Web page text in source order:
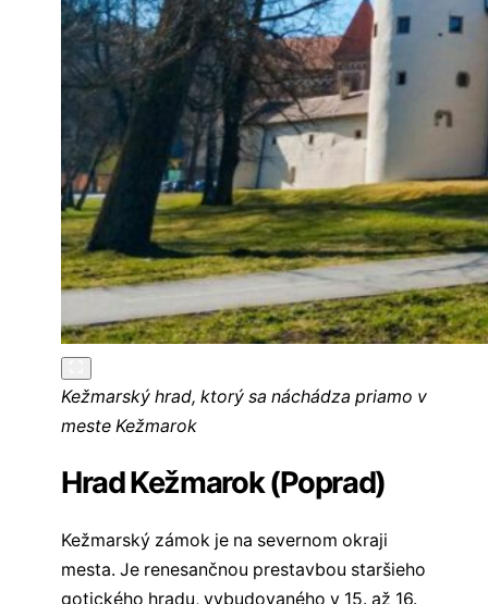
Kežmarský hrad, ktorý sa náchádza priamo v
meste Kežmarok
Hrad Kežmarok (Poprad)
Kežmarský zámok je na severnom okraji
mesta. Je renesančnou prestavbou staršieho
gotického hradu, vybudovaného v 15. až 16.